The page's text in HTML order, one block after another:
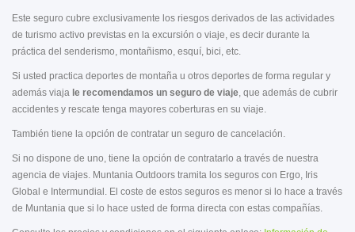
Este seguro cubre exclusivamente los riesgos derivados de las actividades
de turismo activo previstas en la excursión o viaje, es decir durante la
práctica del senderismo, montañismo, esquí, bici, etc.
Si usted practica deportes de montaña u otros deportes de forma regular y
además viaja le recomendamos un seguro de viaje , que además de cubrir
accidentes y rescate tenga mayores coberturas en su viaje.
También tiene la opción de contratar un seguro de cancelación.
Si no dispone de uno, tiene la opción de contratarlo a través de nuestra
agencia de viajes. Muntania Outdoors tramita los seguros con Ergo, Iris
Global e Intermundial. El coste de estos seguros es menor si lo hace a través
de Muntania que si lo hace usted de forma directa con estas compañías.